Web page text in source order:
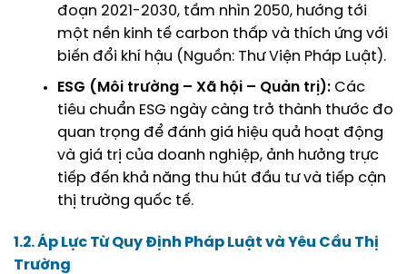
đoạn 2021-2030, tầm nhìn 2050, hướng tới
một nền kinh tế carbon thấp và thích ứng với
biến đổi khí hậu ( Nguồn: Thư Viện Pháp Luật).
ESG (Môi trường – Xã hội – Quản trị): Các
tiêu chuẩn ESG ngày càng trở thành thước đo
quan trọng để đánh giá hiệu quả hoạt động
và giá trị của doanh nghiệp, ảnh hưởng trực
tiếp đến khả năng thu hút đầu tư và tiếp cận
thị trường quốc tế.
1.2. Áp Lực Từ Quy Định Pháp Luật và Yêu Cầu Thị
Trường